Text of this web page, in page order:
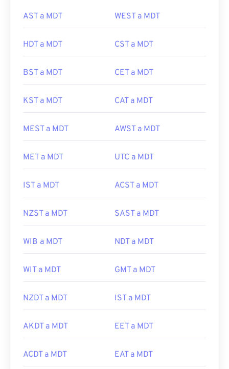
AST a MDT WEST a MDT
HDT a MDT CST a MDT
BST a MDT CET a MDT
KST a MDT CAT a MDT
MEST a MDT AWST a MDT
MET a MDT UTC a MDT
IST a MDT ACST a MDT
NZST a MDT SAST a MDT
WIB a MDT NDT a MDT
WIT a MDT GMT a MDT
NZDT a MDT IST a MDT
AKDT a MDT EET a MDT
ACDT a MDT EAT a MDT